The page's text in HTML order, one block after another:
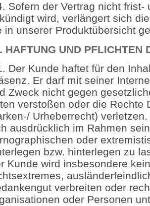
Sofern der Vertrag nicht frist-
wird, verlängert sich
in unserer Produktübersicht
HAFTUNG UND PFLICHTEN
Der Kunde haftet für den
Er darf mit seiner
Zweck nicht gegen
verstoßen oder die Rechte
Urheberrecht)
ausdrücklich im Rahmen
oder
bzw. hinterlegen zu
Kunde wird insbesondere
verbreiten oder
oder Personen